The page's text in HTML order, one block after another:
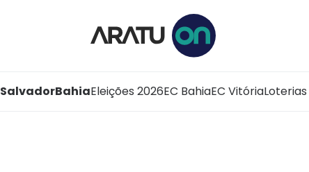
SalvadorBahiaEleições 2026EC BahiaEC VitóriaLoterias